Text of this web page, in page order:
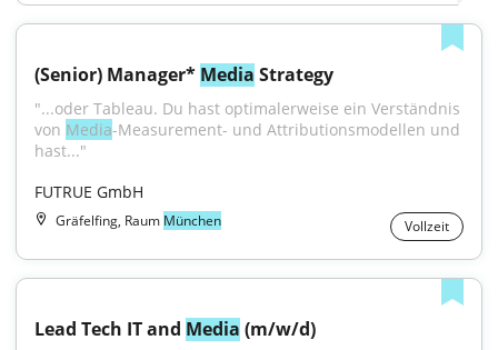
(Senior) Manager* Media Strategy
"...oder Tableau. Du hast optimalerweise ein Verständnis
von Media-Measurement- und Attributionsmodellen und
hast..."
FUTRUE GmbH
Gräfelfing, Raum München Vollzeit
Lead Tech IT and Media (m/w/d)